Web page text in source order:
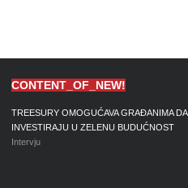
CONTENT_OF_NEW!
TREESURY OMOGUĆAVA GRAĐANIMA DA
INVESTIRAJU U ZELENU BUDUĆNOST
Intervju